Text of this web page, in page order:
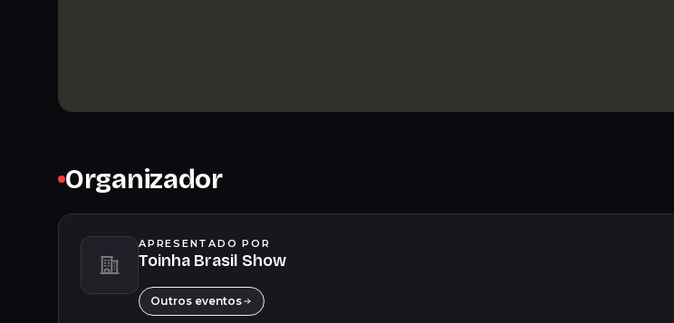
Organizador
APRESENTADO POR
Toinha Brasil Show
Outros eventos